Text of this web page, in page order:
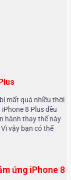
mất quá nhiều thời
8 Plus đều
hành thay thế này
vậy bạn có thể
ứng iPhone 8